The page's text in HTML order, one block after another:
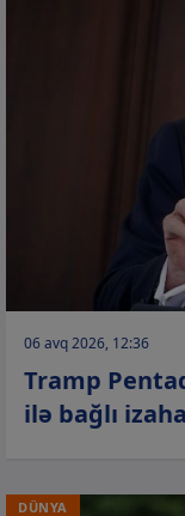
06 avq 2026, 12:36
Tramp
ilə bağlı
DÜNYA